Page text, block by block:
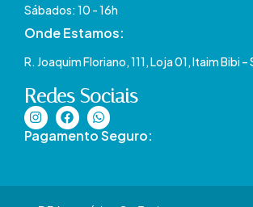
Sábados: 10 - 16h
Onde Estamos​:
R. Joaquim Floriano, 111, Loja 01, Itaim Bibi –
Redes Sociais
Pagamento Seguro: